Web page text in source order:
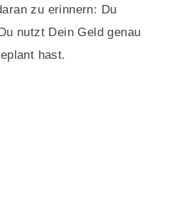
zu erinnern: Du
nutzt Dein Geld genau
hast.